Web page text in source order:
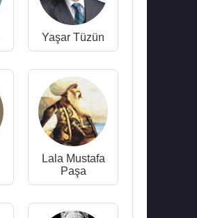
Yaşar Tüzün
Lala Mustafa
Paşa